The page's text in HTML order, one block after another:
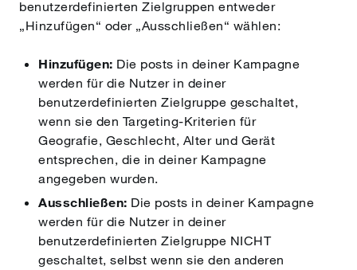
benutzerdefinierten Zielgruppen entweder
„Hinzufügen“ oder „Ausschließen“ wählen:
Hinzufügen: Die posts in deiner Kampagne
werden für die Nutzer in deiner
benutzerdefinierten Zielgruppe geschaltet,
wenn sie den Targeting-Kriterien für
Geografie, Geschlecht, Alter und Gerät
entsprechen, die in deiner Kampagne
angegeben wurden.
Ausschließen: Die posts in deiner Kampagne
werden für die Nutzer in deiner
benutzerdefinierten Zielgruppe NICHT
geschaltet, selbst wenn sie den anderen